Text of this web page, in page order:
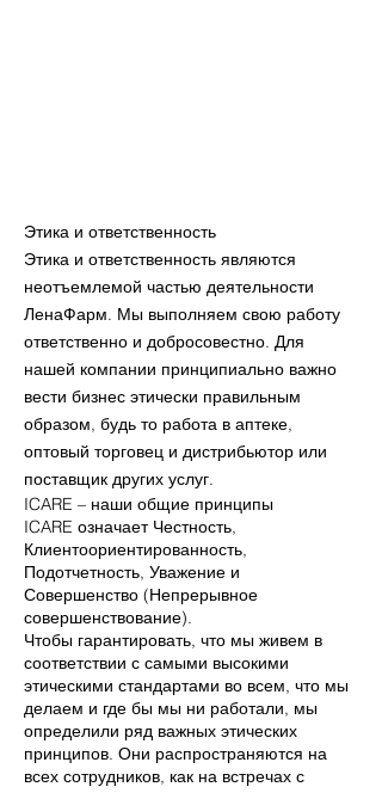
Этика и ответственность
Этика и ответственность являются
неотъемлемой частью деятельности
ЛенаФарм. Мы выполняем свою работу
ответственно и добросовестно. Для
нашей компании принципиально важно
вести бизнес этически правильным
образом, будь то работа в аптеке,
оптовый торговец и дистрибьютор или
поставщик других услуг.
ICARE – наши общие принципы
ICARE означает Честность,
Клиентоориентированность,
Подотчетность, Уважение и
Совершенство (Непрерывное
совершенствование).
Чтобы гарантировать, что мы живем в
соответствии с самыми высокими
этическими стандартами во всем, что мы
делаем и где бы мы ни работали, мы
определили ряд важных этических
принципов. Они распространяются на
всех сотрудников, как на встречах с